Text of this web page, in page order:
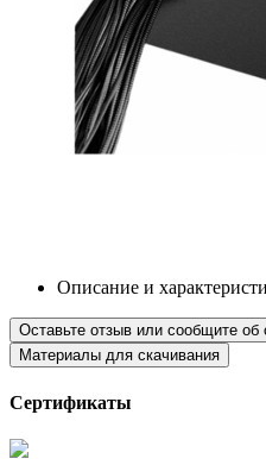
Описание и
Оставьте отзыв или сообщите об
Материалы для скачивания
Сертификаты